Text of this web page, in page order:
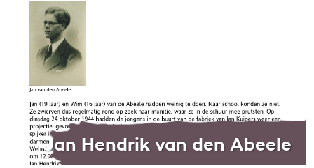
Jan Hendrik van den Abeele